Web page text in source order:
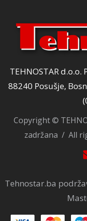
TEHNOSTAR
88240 Posušje,
Copyright ©
zadržana / All
Tehnostar.ba